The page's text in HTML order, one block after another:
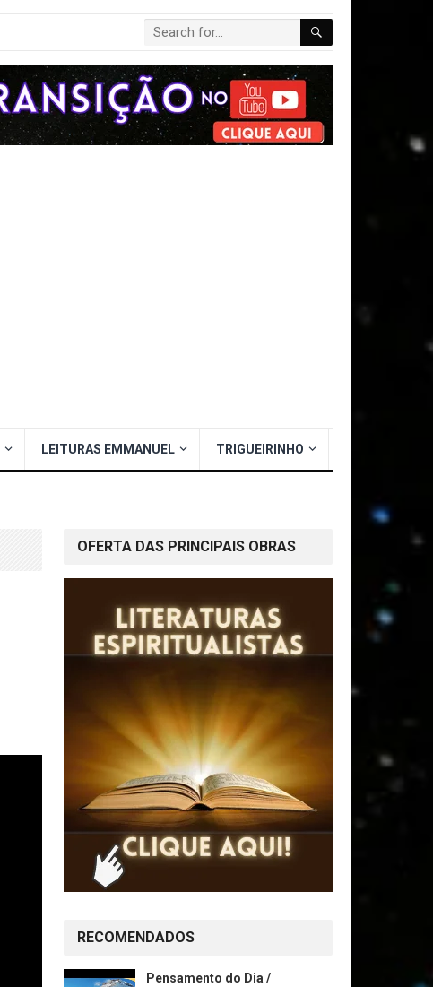
LEITURAS EMMANUEL TRIGUEIRINHO
OFERTA DAS PRINCIPAIS OBRAS
RECOMENDADOS
Pensamento do Dia /